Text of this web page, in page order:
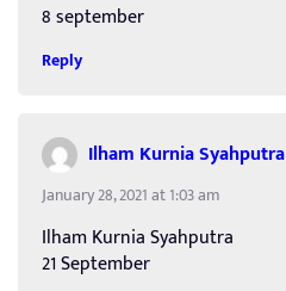
8 september
Reply
Ilham Kurnia Syahputra
January 28, 2021 at 1:03 am
Ilham Kurnia Syahputra
21 September